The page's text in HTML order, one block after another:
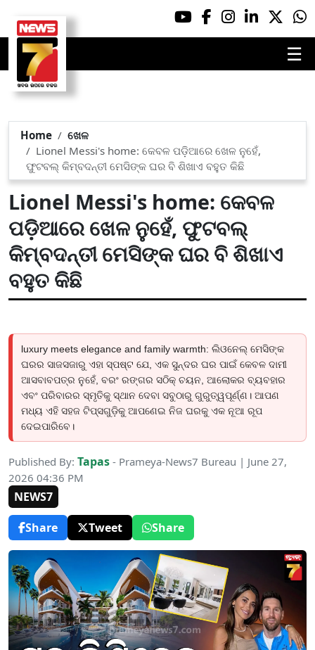
☰
Home
ଖେଳ
Lionel Messi's home: କେବଳ ପଡ଼ିଆରେ ଖେଳ ନୁହେଁ,
ଫୁଟବଲ୍‌ କିମ୍ବଦନ୍ତୀ ମେସିଙ୍କ ଘର ବି ଶିଖାଏ ବହୁତ କିଛି
Lionel Messi's home: କେବଳ
ପଡ଼ିଆରେ ଖେଳ ନୁହେଁ, ଫୁଟବଲ୍‌
କିମ୍ବଦନ୍ତୀ ମେସିଙ୍କ ଘର ବି ଶିଖାଏ
ବହୁତ କିଛି
luxury meets elegance and family warmth: ଲିଓନେଲ୍ ମେସିଙ୍କ
ଘରର ସାଜସଜାରୁ ଏହା ସ୍ପଷ୍ଟ ଯେ, ଏକ ସୁନ୍ଦର ଘର ପାଇଁ କେବଳ ଦାମୀ
ଆସବାବପତ୍ର ନୁହେଁ, ବରଂ ରଙ୍ଗର ସଠିକ୍ ଚୟନ, ଆଲୋକର ବ୍ୟବହାର
ଏବଂ ପରିବାରର ସ୍ମୃତିକୁ ସ୍ଥାନ ଦେବା ସବୁଠାରୁ ଗୁରୁତ୍ୱପୂର୍ଣ୍ଣ। ଆପଣ
ମଧ୍ୟ ଏହି ସହଜ ଟିପ୍ସଗୁଡ଼ିକୁ ଆପଣେଇ ନିଜ ଘରକୁ ଏକ ନୂଆ ରୂପ
ଦେଇପାରିବେ।
Published By: Tapas - Prameya-News7 Bureau | June 27,
2026 04:36 PM
NEWS7
Share
Tweet Share